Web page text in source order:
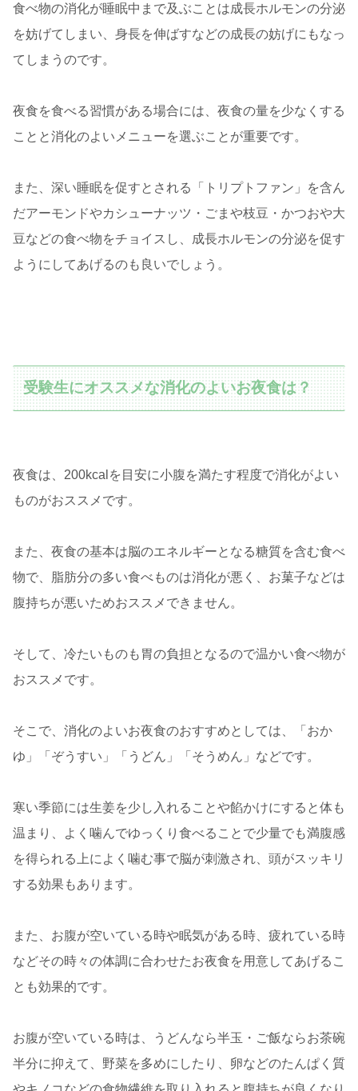
食べ物の消化が睡眠中まで及ぶことは成長ホルモンの分泌
を妨げてしまい、身長を伸ばすなどの成長の妨げにもなっ
てしまうのです。
夜食を食べる習慣がある場合には、夜食の量を少なくする
ことと消化のよいメニューを選ぶことが重要です。
また、深い睡眠を促すとされる「トリプトファン」を含ん
だアーモンドやカシューナッツ・ごまや枝豆・かつおや大
豆などの食べ物をチョイスし、成長ホルモンの分泌を促す
ようにしてあげるのも良いでしょう。
受験生にオススメな消化のよいお夜食は？
夜食は、200kcalを目安に小腹を満たす程度で消化がよい
ものがおススメです。
また、夜食の基本は脳のエネルギーとなる糖質を含む食べ
物で、脂肪分の多い食べものは消化が悪く、お菓子などは
腹持ちが悪いためおススメできません。
そして、冷たいものも胃の負担となるので温かい食べ物が
おススメです。
そこで、消化のよいお夜食のおすすめとしては、「おか
ゆ」「ぞうすい」「うどん」「そうめん」などです。
寒い季節には生姜を少し入れることや餡かけにすると体も
温まり、よく噛んでゆっくり食べることで少量でも満腹感
を得られる上によく噛む事で脳が刺激され、頭がスッキリ
する効果もあります。
また、お腹が空いている時や眠気がある時、疲れている時
などその時々の体調に合わせたお夜食を用意してあげるこ
とも効果的です。
お腹が空いている時は、うどんなら半玉・ご飯ならお茶碗
半分に抑えて、野菜を多めにしたり、卵などのたんぱく質